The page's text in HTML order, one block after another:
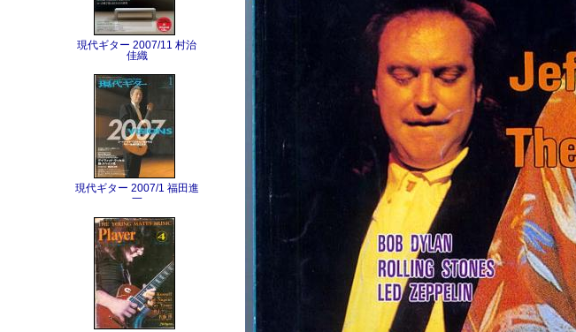
現代ギター 2007/11 村治
佳織
現代ギター 2007/1 福田進
一